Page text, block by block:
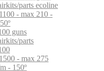
parts ecoline
- max 210 -
guns
parts
- max 275
- 150º